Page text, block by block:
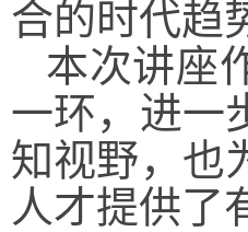
合的时代趋
本次讲座
一环，进一
知视野，也
人才提供了